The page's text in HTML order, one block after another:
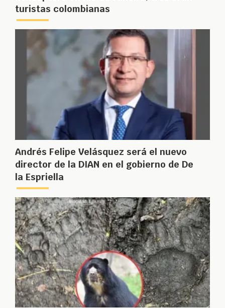
turistas colombianas
Andrés Felipe Velásquez será el nuevo
director de la DIAN en el gobierno de De
la Espriella